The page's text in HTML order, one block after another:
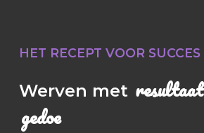
HET RECEPT VOOR SUCCES
Werven met resultaat
gedoe